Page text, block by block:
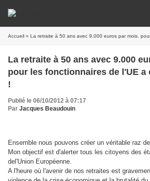
Accueil » La retraite à 50 ans avec 9.000 euros par mois. pour les
La retraite à 50 ans avec 9.000
pour les fonctionnaires de l'UE a
!
Publié le 06/10/2012 à 07:17
Par Jacques Beaudouin
Ensemble nous pouvons créer un véritable raz
Mon objectif est d'alerter tous les citoyens des
del'Union Européenne.
A l'heure où l'avenir de nos retraites est